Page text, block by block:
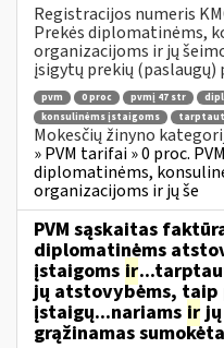
Registracijos numeris
Prekės diplomatinėms,
organizacijoms ir jų
įsigytų prekių (paslaugų)
pvm 0 proc pvmį 47 str
konsulinėms įstaigoms
Mokesčių žinyno
» PVM tarifai » 0 proc.
diplomatinėms,
organizacijoms ir jų še
PVM sąskaitas
diplomatinėms
įstaigoms ir
jų atstovybėms,
įstaigų...nariams ir
grąžinamas